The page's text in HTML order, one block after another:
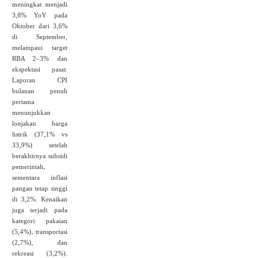
meningkat menjadi
3,8% YoY pada
Oktober dari 3,6%
di September,
melampaui target
RBA 2–3% dan
ekspektasi pasar.
Laporan CPI
bulanan penuh
pertama
menunjukkan
lonjakan harga
listrik (37,1% vs
33,9%) setelah
berakhirnya subsidi
pemerintah,
sementara inflasi
pangan tetap tinggi
di 3,2%. Kenaikan
juga terjadi pada
kategori pakaian
(5,4%), transportasi
(2,7%), dan
rekreasi (3,2%).